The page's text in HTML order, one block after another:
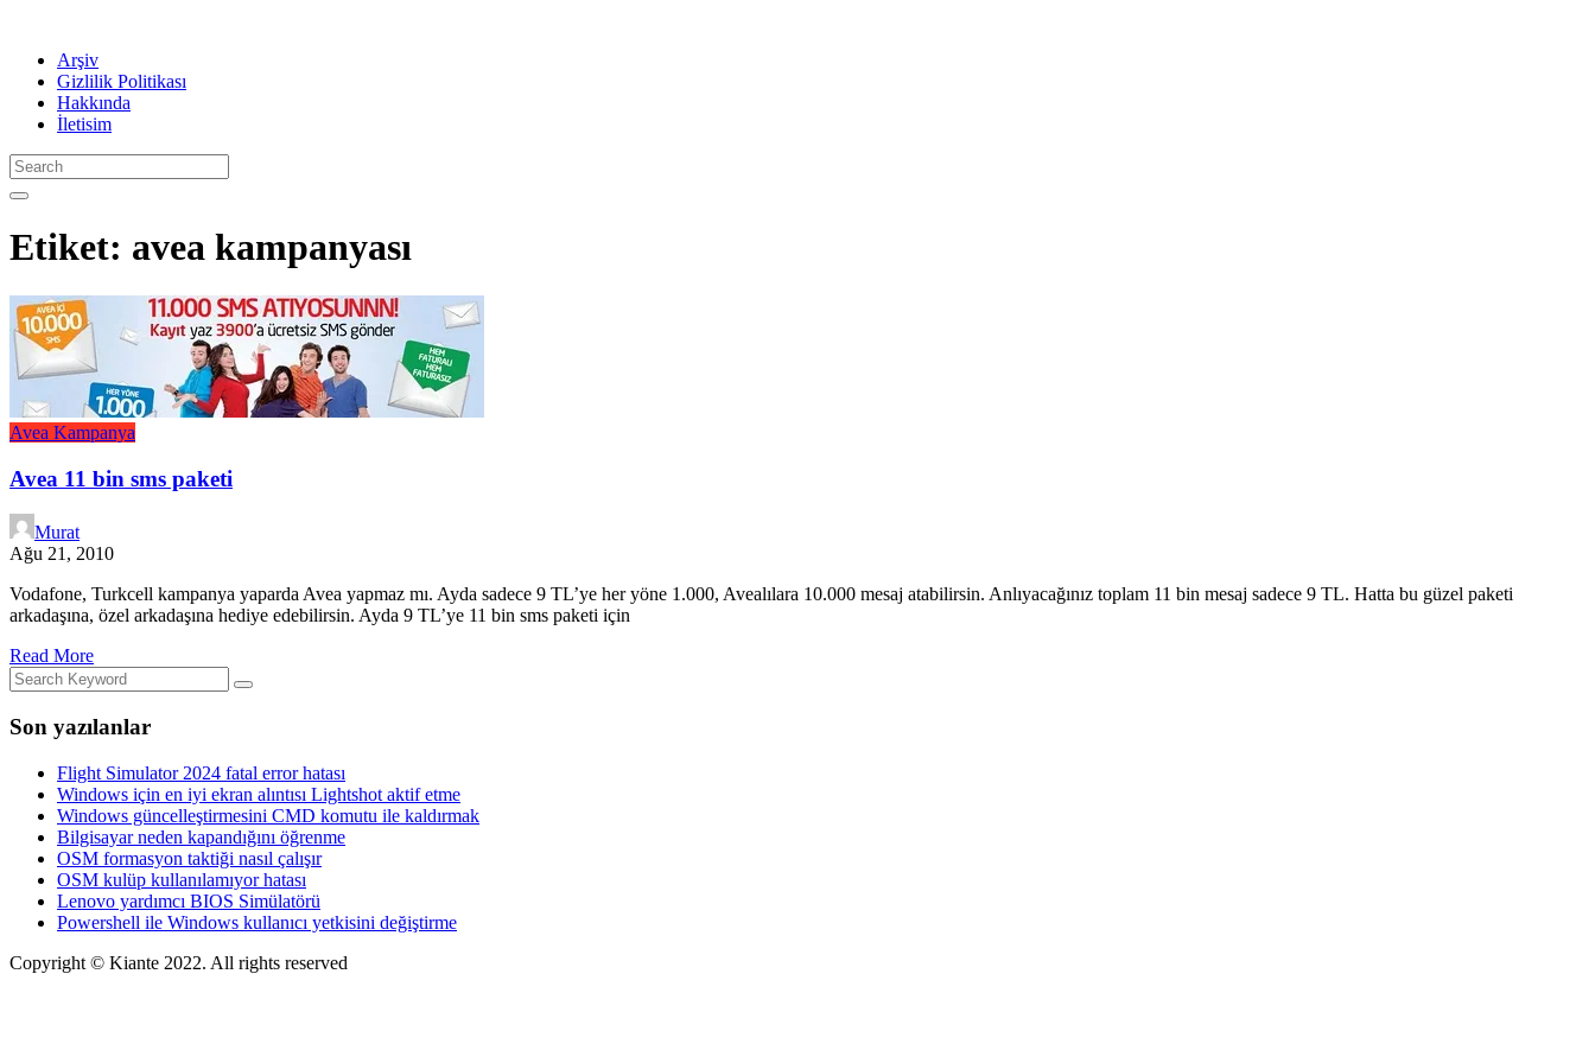
Arşiv
Gizlilik Politikası
Hakkında
İletisim
Etiket: avea kampanyası
Avea Kampanya
Avea 11 bin sms paketi
Murat
Ağu 21, 2010
Vodafone, Turkcell kampanya yaparda Avea yapmaz mı. Ayda sadece 9 TL’ye her yöne 1.000, Avealılara 10.000 mesaj atabilirsin. Anlıyacağınız toplam 11 bin mesaj sadece 9 TL. Hatta bu güzel paketi
arkadaşına, özel arkadaşına hediye edebilirsin. Ayda 9 TL’ye 11 bin sms paketi için
Read More
Son yazılanlar
Flight Simulator 2024 fatal error hatası
Windows için en iyi ekran alıntısı Lightshot aktif etme
Windows güncelleştirmesini CMD komutu ile kaldırmak
Bilgisayar neden kapandığını öğrenme
OSM formasyon taktiği nasıl çalışır
OSM kulüp kullanılamıyor hatası
Lenovo yardımcı BIOS Simülatörü
Powershell ile Windows kullanıcı yetkisini değiştirme
Copyright © Kiante 2022. All rights reserved